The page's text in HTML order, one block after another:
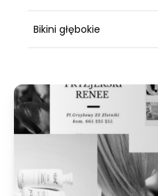
Bikini głębokie